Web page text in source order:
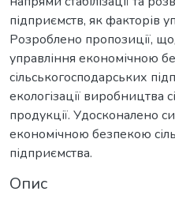
підприємств, як факторів
Розроблено пропозиції,
управління економічною
сільськогосподарських
екологізації виробництва
продукції. Удосконалено
економічною безпекою
підприємства.
Опис